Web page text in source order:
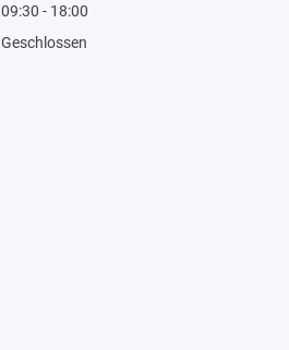
09:30 - 18:00
Geschlossen